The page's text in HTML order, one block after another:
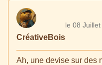
CréativeBois
le 08
Ah, une devise sur des